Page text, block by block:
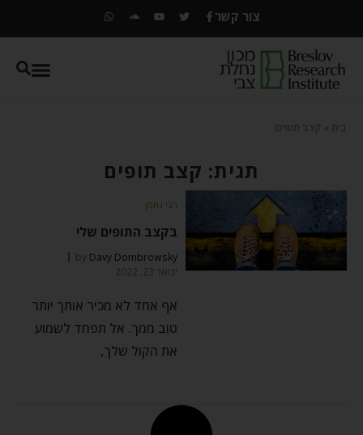
צור קשר
בית קצב תופים
תגית: קצב תופים
רבי נחמן
בקצב התופים שלי
by Davy Dombrowsky
ינואר 23, 2022
אף אחד לא מכיר אותך יותר
טוב ממך. אל תפחד לשמוע
את הקול שלך,